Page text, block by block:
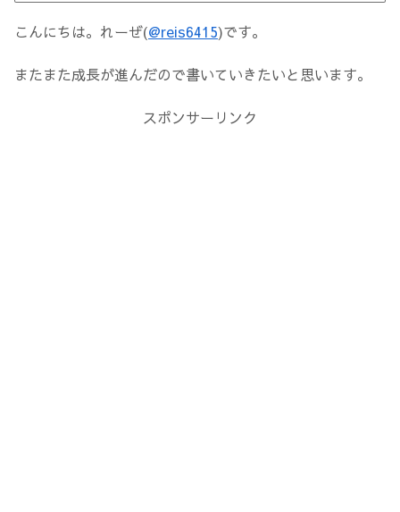
こんにちは。れーぜ(@reis6415)です。
またまた成長が進んだので書いていきたいと思います。
スポンサーリンク